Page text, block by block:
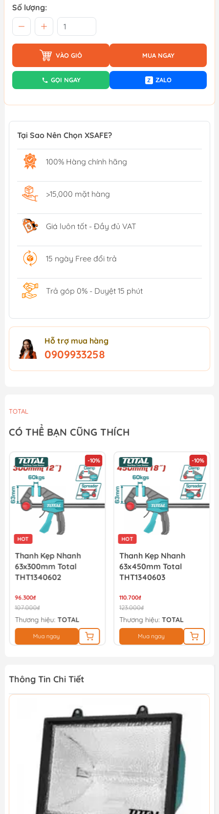
Số lượng:
VÀO GIỎ MUA NGAY
GỌI NGAY Z ZALO
Tại Sao Nên Chọn XSAFE?
100% Hàng chính hãng
>15,000 mặt hàng
Giá luôn tốt - Đầy đủ VAT
15 ngày Free đổi trả
Trả góp 0% - Duyệt 15 phút
Hỗ trợ mua hàng
0909933258
TOTAL
CÓ THỂ BẠN CŨNG THÍCH
-10%
HOT
Thanh Kẹp Nhanh
63x300mm Total
THT1340602
96.300₫
107.000₫
Thương hiệu: TOTAL
Mua ngay
-10%
HOT
Thanh Kẹp Nhanh
63x450mm Total
THT1340603
110.700₫
123.000₫
Thương hiệu: TOTAL
Mua ngay
Thông Tin Chi Tiết